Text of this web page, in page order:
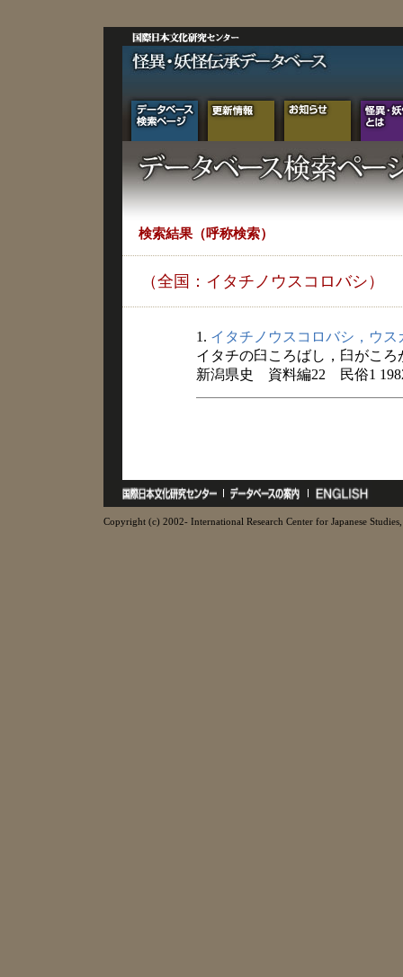
検索結果（呼称検索）
（全国：イタチノウスコロバシ）
1. イタチノウスコロバシ，ウ
イタチの臼ころばし，臼がころ
新潟県史 資料編22 民俗1
Copyright (c) 2002- International Research Center for Japanese